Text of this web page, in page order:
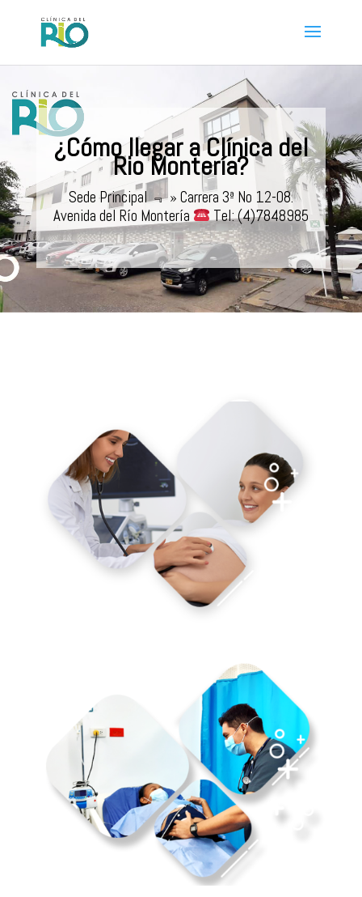
¿Cómo llegar a Clínica del
Rio Montería?
Sede Principal ﹃ » Carrera 3ª No 12-08.
Avenida del Río Montería
Tel: (4)7848985